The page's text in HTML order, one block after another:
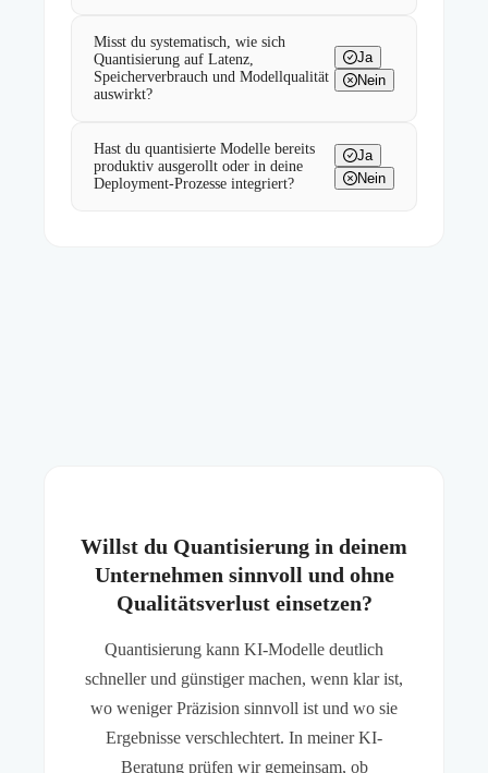
Misst du systematisch, wie sich
Quantisierung auf Latenz,
Speicherverbrauch und Modellqualität
auswirkt?
Ja
Nein
Hast du quantisierte Modelle bereits
produktiv ausgerollt oder in deine
Deployment-Prozesse integriert?
Ja
Nein
Willst du Quantisierung in deinem
Unternehmen sinnvoll und ohne
Qualitätsverlust einsetzen?
Quantisierung kann KI-Modelle deutlich
schneller und günstiger machen, wenn klar ist,
wo weniger Präzision sinnvoll ist und wo sie
Ergebnisse verschlechtert. In meiner KI-
Beratung prüfen wir gemeinsam, ob